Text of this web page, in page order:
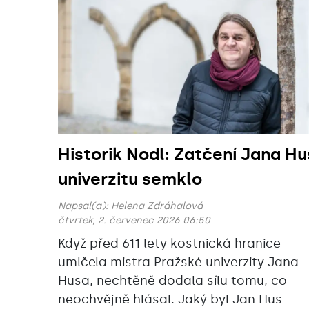
Historik Nodl: Zatčení Jana
univerzitu semklo
Napsal(a): Helena Zdráhalová
čtvrtek, 2. červenec 2026 06:50
Když před 611 lety kostnická hranice
umlčela mistra Pražské univerzity Jana
Husa, nechtěně dodala sílu tomu, co
neochvějně hlásal. Jaký byl Jan Hus